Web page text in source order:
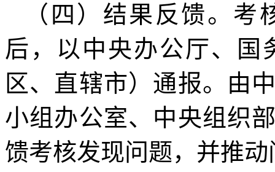
（四）结果反馈。
后，以中央办公厅、国
区、直辖市）通报。由
小组办公室、中央组织
馈考核发现问题，并推